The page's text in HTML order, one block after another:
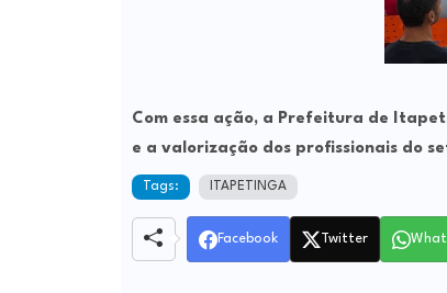
Com essa ação, a Prefeitura de
e a valorização dos profissionais do
Tags: ITAPETINGA
Facebook Twitter